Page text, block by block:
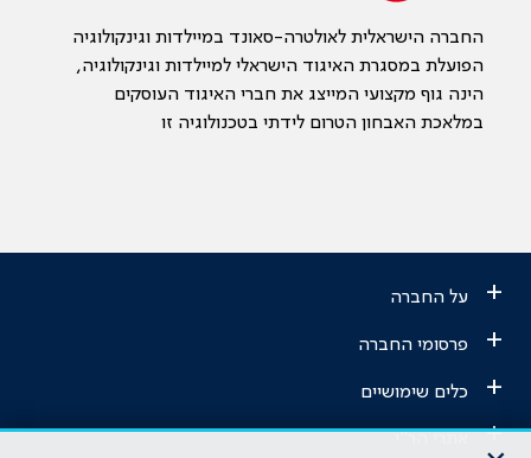
החברה הישראלית לאולטרה-סאונד במיילדות וגינקולוגיה
הפועלת במסגרת האיגוד הישראלי למיילדות וגינקולוגיה,
הינה גוף מקצועי המייצג את חברי האיגוד העוסקים
במלאכת האבחון הטרום לידתי בטכנולוגיה זו
+ על החברה
+ פרסומי החברה
+ כלים שימושיים
+